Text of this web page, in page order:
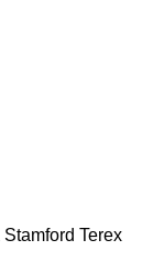
Stamford Terex